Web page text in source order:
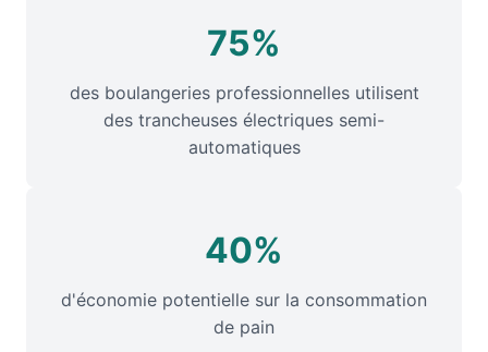
75%
des boulangeries professionnelles utilisent
des trancheuses électriques semi-
automatiques
40%
d'économie potentielle sur la consommation
de pain